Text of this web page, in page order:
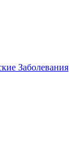
Заболевания